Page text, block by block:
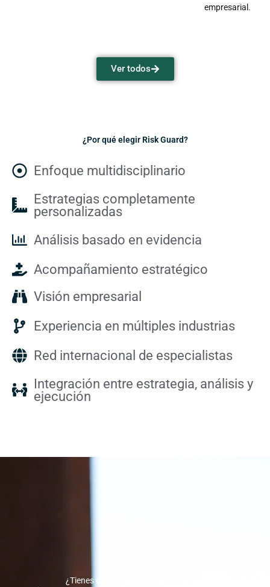
empresarial.
Ver todos
¿Por qué elegir Risk Guard?
Enfoque multidisciplinario
Estrategias completamente
personalizadas
Análisis basado en evidencia
Acompañamiento estratégico
Visión empresarial
Experiencia en múltiples industrias
Red internacional de especialistas
Integración entre estrategia, análisis y
ejecución
¿Tienes dudas o quieres empezar ya?